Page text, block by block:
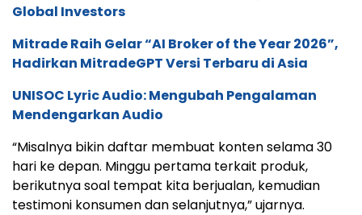
Global Investors
Mitrade Raih Gelar “AI Broker of the Year 2026”,
Hadirkan MitradeGPT Versi Terbaru di Asia
UNISOC Lyric Audio: Mengubah Pengalaman
Mendengarkan Audio
“Misalnya bikin daftar membuat konten selama 30
hari ke depan. Minggu pertama terkait produk,
berikutnya soal tempat kita berjualan, kemudian
testimoni konsumen dan selanjutnya,” ujarnya.